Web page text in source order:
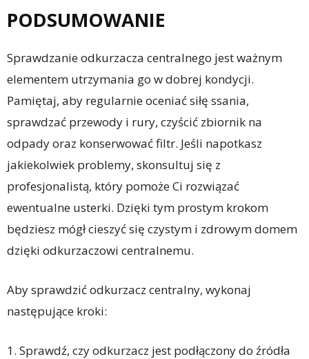
PODSUMOWANIE
Sprawdzanie odkurzacza centralnego jest ważnym
elementem utrzymania go w dobrej kondycji.
Pamiętaj, aby regularnie oceniać siłę ssania,
sprawdzać przewody i rury, czyścić zbiornik na
odpady oraz konserwować filtr. Jeśli napotkasz
jakiekolwiek problemy, skonsultuj się z
profesjonalistą, który pomoże Ci rozwiązać
ewentualne usterki. Dzięki tym prostym krokom
będziesz mógł cieszyć się czystym i zdrowym domem
dzięki odkurzaczowi centralnemu.
Aby sprawdzić odkurzacz centralny, wykonaj
następujące kroki:
1. Sprawdź, czy odkurzacz jest podłączony do źródła